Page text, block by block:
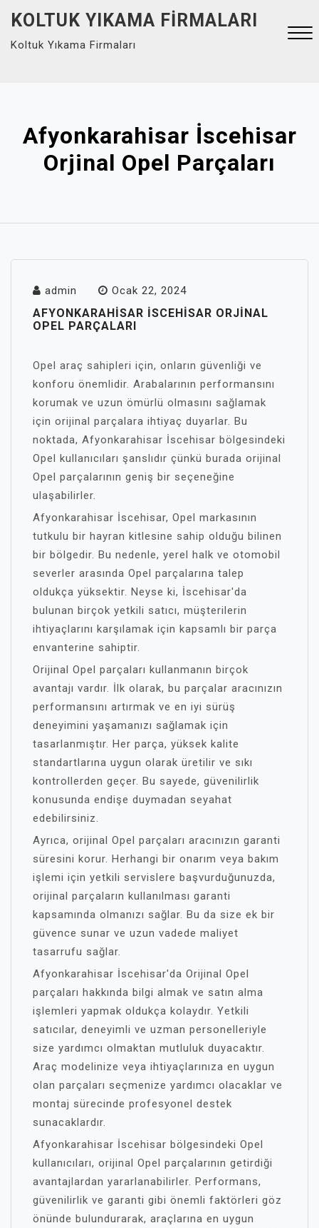
content
KOLTUK YIKAMA FIRMALARI
Koltuk Yıkama Firmaları
Afyonkarahisar İscehisar
Orjinal Opel Parçaları
admin Ocak 22, 2024
AFYONKARAHISAR İSCEHISAR ORJINAL
OPEL PARÇALARI
Opel araç sahipleri için, onların güvenliği ve
konforu önemlidir. Arabalarının performansını
korumak ve uzun ömürlü olmasını sağlamak
için orijinal parçalara ihtiyaç duyarlar. Bu
noktada, Afyonkarahisar İscehisar bölgesindeki
Opel kullanıcıları şanslıdır çünkü burada orijinal
Opel parçalarının geniş bir seçeneğine
ulaşabilirler.
Afyonkarahisar İscehisar, Opel markasının
tutkulu bir hayran kitlesine sahip olduğu bilinen
bir bölgedir. Bu nedenle, yerel halk ve otomobil
severler arasında Opel parçalarına talep
oldukça yüksektir. Neyse ki, İscehisar'da
bulunan birçok yetkili satıcı, müşterilerin
ihtiyaçlarını karşılamak için kapsamlı bir parça
envanterine sahiptir.
Orijinal Opel parçaları kullanmanın birçok
avantajı vardır. İlk olarak, bu parçalar aracınızın
performansını artırmak ve en iyi sürüş
deneyimini yaşamanızı sağlamak için
tasarlanmıştır. Her parça, yüksek kalite
standartlarına uygun olarak üretilir ve sıkı
kontrollerden geçer. Bu sayede, güvenilirlik
konusunda endişe duymadan seyahat
edebilirsiniz.
Ayrıca, orijinal Opel parçaları aracınızın garanti
süresini korur. Herhangi bir onarım veya bakım
işlemi için yetkili servislere başvurduğunuzda,
orijinal parçaların kullanılması garanti
kapsamında olmanızı sağlar. Bu da size ek bir
güvence sunar ve uzun vadede maliyet
tasarrufu sağlar.
Afyonkarahisar İscehisar'da Orijinal Opel
parçaları hakkında bilgi almak ve satın alma
işlemleri yapmak oldukça kolaydır. Yetkili
satıcılar, deneyimli ve uzman personelleriyle
size yardımcı olmaktan mutluluk duyacaktır.
Araç modelinize veya ihtiyaçlarınıza en uygun
olan parçaları seçmenize yardımcı olacaklar ve
montaj sürecinde profesyonel destek
sunacaklardır.
Afyonkarahisar İscehisar bölgesindeki Opel
kullanıcıları, orijinal Opel parçalarının getirdiği
avantajlardan yararlanabilirler. Performans,
güvenilirlik ve garanti gibi önemli faktörleri göz
önünde bulundurarak, araçlarına en uygun